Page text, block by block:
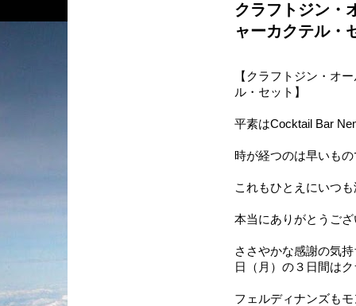
クラフトジン・
ャーカクテル・
【クラフトジン・オ
ル・セット】
平素はCocktail Bar
時が経つのは早いも
これもひとえにいつ
本当にありがとうご
ささやかな感謝の気
日（月）の３日間は
フェルディナンズも